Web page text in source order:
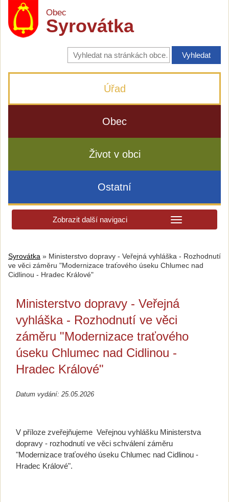
Obec
Syrovátka
Vyhledávání
na
stránkách
Úřad
Obec
Život v obci
Ostatní
Zobrazit další navigaci
Syrovátka » Ministerstvo dopravy - Veřejná vyhláška - Rozhodnutí
ve věci záměru "Modernizace traťového úseku Chlumec nad
Cidlinou - Hradec Králové"
Ministerstvo dopravy - Veřejná
vyhláška - Rozhodnutí ve věci
záměru "Modernizace traťového
úseku Chlumec nad Cidlinou -
Hradec Králové"
Datum vydání: 25.05.2026
V příloze zveřejňujeme Veřejnou vyhlášku Ministerstva
dopravy - rozhodnutí ve věci schválení záměru
"Modernizace traťového úseku Chlumec nad Cidlinou -
Hradec Králové".